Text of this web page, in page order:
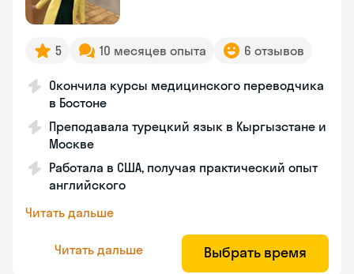
5 10 месяцев опыта 6 отзывов
Окончила курсы медицинского переводчика
в Бостоне
Преподавала турецкий язык в Кыргызстане и
Москве
Работала в США, получая практический опыт
английского
Читать дальше
Читать дальше Выбрать время